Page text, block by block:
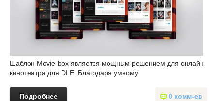
Шаблон Movie-box является мощным решением для онлайн
кинотеатра для DLE. Благодаря умному
0 комм-ев
Подробнее